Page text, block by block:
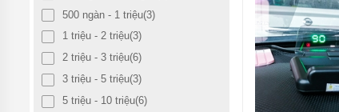
ĐỒ CHƠI
XE Ô TÔ
MERCEDES
Ngoại thất
tại Việt Nam. Phần
500 ngàn - 1 triệu(3)
1 triệu - 2 triệu(3)
2 triệu - 3 triệu(6)
3 triệu - 5 triệu(3)
5 triệu - 10 triệu(6)